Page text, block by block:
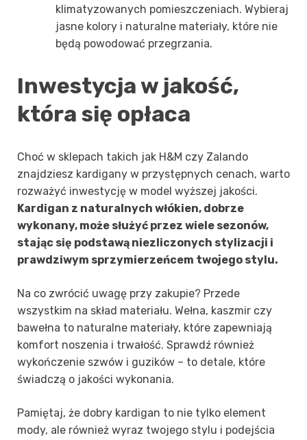
klimatyzowanych pomieszczeniach. Wybieraj
jasne kolory i naturalne materiały, które nie
będą powodować przegrzania.
Inwestycja w jakość,
która się opłaca
Choć w sklepach takich jak H&M czy Zalando
znajdziesz kardigany w przystępnych cenach, warto
rozważyć inwestycję w model wyższej jakości.
Kardigan z naturalnych włókien, dobrze
wykonany, może służyć przez wiele sezonów,
stając się podstawą niezliczonych stylizacji i
prawdziwym sprzymierzeńcem twojego stylu.
Na co zwrócić uwagę przy zakupie? Przede
wszystkim na skład materiału. Wełna, kaszmir czy
bawełna to naturalne materiały, które zapewniają
komfort noszenia i trwałość. Sprawdź również
wykończenie szwów i guzików – to detale, które
świadczą o jakości wykonania.
Pamiętaj, że dobry kardigan to nie tylko element
mody, ale również wyraz twojego stylu i podejścia